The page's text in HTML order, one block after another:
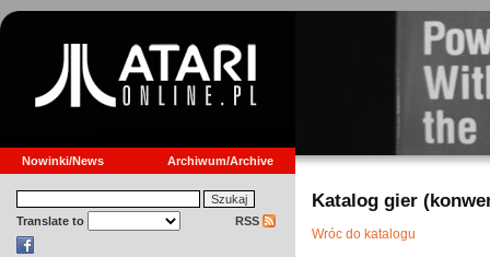
Nowinki/News Archiwum/Archive
Translate to RSS
Katalog gier
Wróc do katalogu